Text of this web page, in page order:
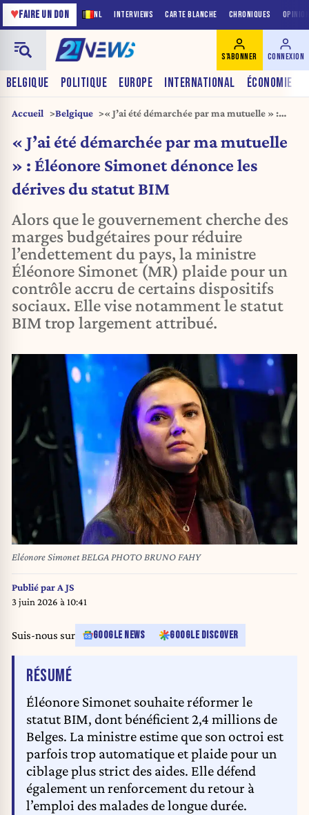
NL INTERVIEWS CARTE BLANCHE CHRONIQUES
♥FAIRE UN DON
BELGIQUE POLITIQUE EUROPE INTERNATIONAL ÉCONOMIE
S'ABONNER CONNEXION
Accueil Belgique
« J’ai été démarchée par ma mutuelle » :
statut BIM
« J’ai été démarchée par ma mutuelle
» : Éléonore Simonet dénonce les
dérives du statut BIM
Alors que le gouvernement cherche des
marges budgétaires pour réduire
l’endettement du pays, la ministre
Éléonore Simonet (MR) plaide pour un
contrôle accru de certains dispositifs
sociaux. Elle vise notamment le statut
BIM trop largement attribué.
Eléonore Simonet BELGA PHOTO BRUNO FAHY
Publié par A JS
3 juin 2026 à 10:41
Suis-nous sur GOOGLE NEWS GOOGLE DISCOVER
RÉSUMÉDE L'ARTICLE
Éléonore Simonet souhaite réformer le
statut BIM, dont bénéficient 2,4 millions de
Belges. La ministre estime que son octroi est
parfois trop automatique et plaide pour un
ciblage plus strict des aides. Elle défend
également un renforcement du retour à
l’emploi des malades de longue durée.